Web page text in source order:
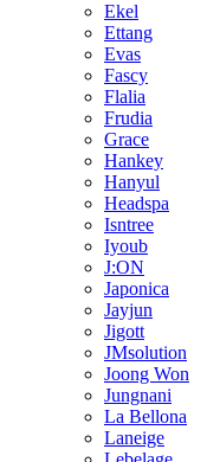
Ekel
Ettang
Evas
Fascy
Flalia
Frudia
Grace
Hankey
Hanyul
Headspa
Isntree
Iyoub
J:ON
Japonica
Jayjun
Jigott
JMsolution
Joong Won
Jungnani
La Bellona
Laneige